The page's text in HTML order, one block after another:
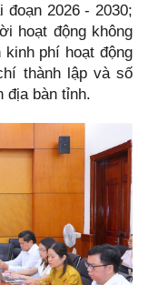
2026 - 2030;
hoạt động không
phí hoạt động
thành lập và số
địa bàn tỉnh.